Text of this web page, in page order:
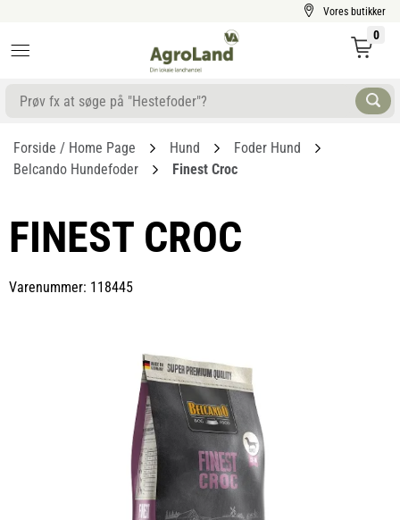
Vores butikker
0
Forside / Home Page Hund
Foder Hund
Belcando Hundefoder
Finest Croc
FINEST CROC
Varenummer: 118445